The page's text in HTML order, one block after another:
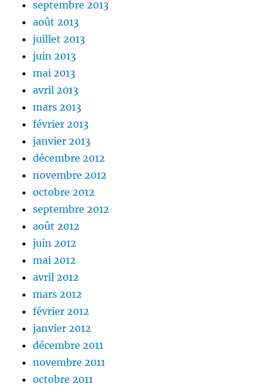
septembre 2013
août 2013
juillet 2013
juin 2013
mai 2013
avril 2013
mars 2013
février 2013
janvier 2013
décembre 2012
novembre 2012
octobre 2012
septembre 2012
août 2012
juin 2012
mai 2012
avril 2012
mars 2012
février 2012
janvier 2012
décembre 2011
novembre 2011
octobre 2011